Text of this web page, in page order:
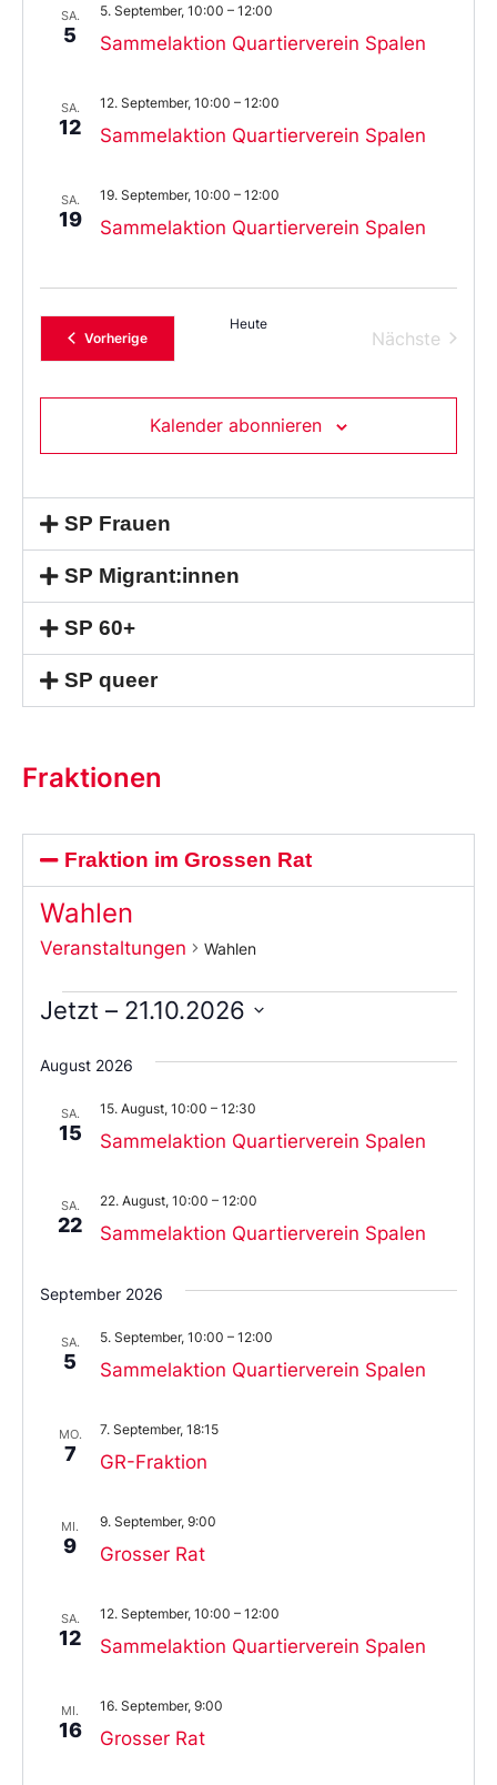
SA.
5 Sammelaktion Quartierverein Spalen
5. September, 10:00 – 12:00
SA.
12 Sammelaktion Quartierverein Spalen
12. September, 10:00 – 12:00
SA.
19 Sammelaktion Quartierverein Spalen
19. September, 10:00 – 12:00
VorherigeVeranstaltungen
Heute
Nächste
Kalender abonnieren
SP Frauen
SP Migrant:innen
SP 60+
SP queer
Fraktionen
Fraktion im Grossen Rat
Wahlen
Veranstaltungen Wahlen
Jetzt – 21.10.2026
Sie
das
aus.
August 2026
SA.
15 Sammelaktion Quartierverein Spalen
15. August, 10:00 – 12:30
SA.
22 Sammelaktion Quartierverein Spalen
22. August, 10:00 – 12:00
September 2026
SA.
5 Sammelaktion Quartierverein Spalen
5. September, 10:00 – 12:00
MO.
7 GR-Fraktion
7. September, 18:15
MI.
9 Grosser Rat
9. September, 9:00
SA.
12 Sammelaktion Quartierverein Spalen
12. September, 10:00 – 12:00
MI.
16 Grosser Rat
16. September, 9:00